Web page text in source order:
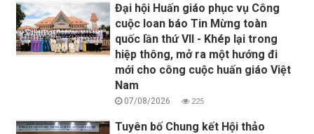
Đại hội Huấn giáo phục vụ Công
cuộc loan báo Tin Mừng toàn
quốc lần thứ VII - Khép lại trong
hiệp thông, mở ra một hướng đi
mới cho công cuộc huấn giáo Việt
Nam
07/08/2026 225
Tuyên bố Chung kết Hội thảo